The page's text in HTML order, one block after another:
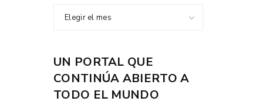
Elegir el mes
UN PORTAL QUE
CONTINÚA ABIERTO A
TODO EL MUNDO